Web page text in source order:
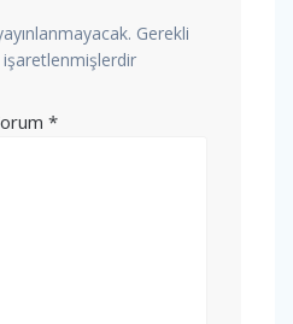
Gerekli
işaretlenmişlerdir
*